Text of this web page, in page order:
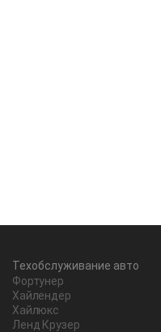
Техобслуживание авто
Фортунер
Хайлендер
Хайлюкс
Ленд Крузер